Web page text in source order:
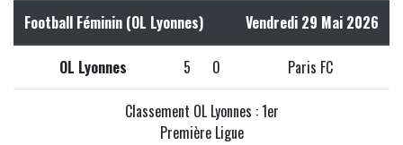
Football Féminin (OL Lyonnes) Vendredi 29 Mai 2026
OL Lyonnes 5 0 Paris FC
Classement OL Lyonnes : 1er
Première Ligue